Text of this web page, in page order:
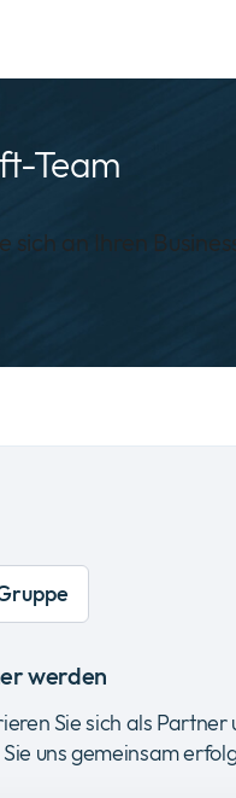
Team
sich an Ihren
werden
Sie sich als Partner
uns gemeinsam